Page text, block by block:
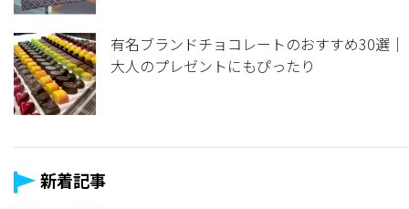
有名ブランドチョコレートのおすすめ30選｜
大人のプレゼントにもぴったり
新着記事